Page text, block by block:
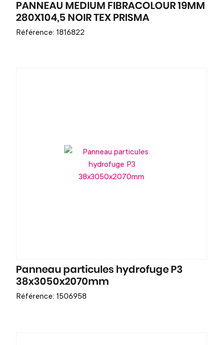
PANNEAU MEDIUM FIBRACOLOUR 19MM
280X104,5 NOIR TEX PRISMA
Référence: 1816822
Panneau particules hydrofuge P3
38x3050x2070mm
Référence: 1506958